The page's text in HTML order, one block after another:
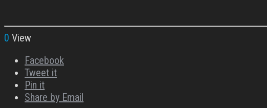
0 View
Facebook
Tweet it
Pin it
Share by Email